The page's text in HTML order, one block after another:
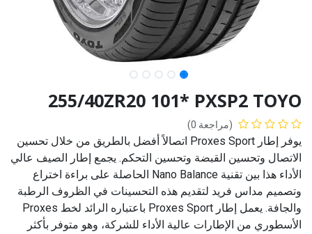
255/40ZR20 101* PXSP2 TOYO
(مراجعة 0)
يوفر إطار Proxes Sport اتصالاً أفضل بالطريق من خلال تحسين
الاتصال وتحسين القبضة وتحسين التحكم. يجمع إطار الصيف عالي
الأداء هذا بين تقنية Nano Balance الحاصلة على براءة اختراع
وتصميم مداس فريد لتقديم هذه التحسينات في الظروف الرطبة
والجافة. يعمل إطار Proxes Sport باعتباره الرائد لخط Proxes
الأسطوري من الإطارات عالية الأداء للشركة، وهو متوفر بأكثر